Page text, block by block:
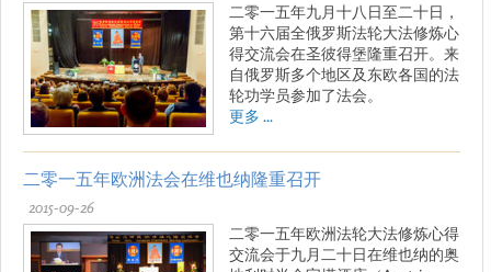
二零一五年九月十八日至二十日，
第十六届全俄罗斯法轮大法修炼心
得交流会在圣彼得堡隆重召开。来
自俄罗斯多个地区及东欧各国的法
轮功学员参加了法会。
更多 ...
二零一五年欧洲法会在维也纳隆重召开
2015-09-26
二零一五年欧洲法轮大法修炼心得
交流会于九月二十日在维也纳的奥